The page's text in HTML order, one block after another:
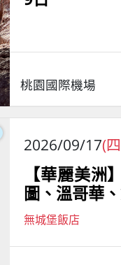
桃園國際機場
2026/09/17(
【華麗美
圖、溫哥華
無城堡飯店